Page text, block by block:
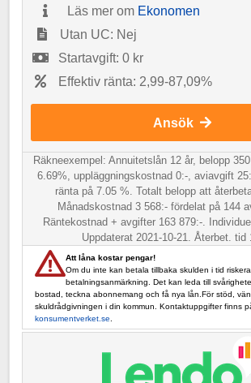
Läs mer om Ekonomen
Utan UC: Nej
Startavgift: 0 kr
Effektiv ränta: 2,99-87,09%
Ansök
Räkneexempel: Annuitetslån 12 år, belopp
6.69%, uppläggningskostnad 0:-, aviavgift
ränta på 7.05 %. Totalt belopp att
Månadskostnad 3 568:- fördelat på 144
Räntekostnad + avgifter 163 879:-.
Uppdaterat 2021-10-21. Återbet. tid
Att låna kostar pengar!
Om du inte kan betala tillbaka skulden i tid
betalningsanmärkning. Det kan leda till
bostad, teckna abonnemang och få nya lån.För stöd,
skuldrådgivningen i din kommun. Kontaktuppgifter finns
konsumentverket.se